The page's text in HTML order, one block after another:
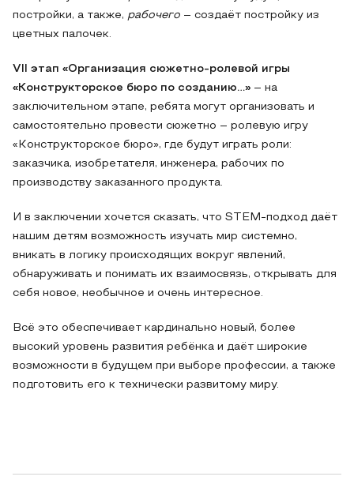
постройки, а также, рабочего – создаёт постройку из
цветных палочек.
VII
этап «Организация сюжетно-ролевой игры
«Конструкторское бюро по созданию…» – на
заключительном этапе, ребята могут организовать и
самостоятельно провести сюжетно – ролевую игру
«Конструкторское бюро», где будут играть роли:
заказчика, изобретателя, инженера, рабочих по
производству заказанного продукта.
И в заключении хочется сказать, что STEM-подход даёт
нашим детям возможность изучать мир системно,
вникать в логику происходящих вокруг явлений,
обнаруживать и понимать их взаимосвязь, открывать для
себя новое, необычное и очень интересное.
Всё это обеспечивает кардинально новый, более
высокий уровень развития ребёнка и даёт широкие
возможности в будущем при выборе профессии, а также
подготовить его к технически развитому миру.